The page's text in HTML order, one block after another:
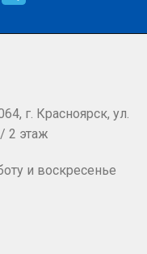
г. Красноярск, ул.
2 этаж
и воскресенье